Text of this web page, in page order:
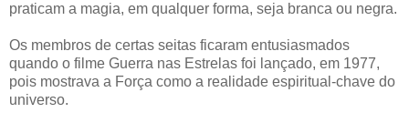
praticam a magia, em qualquer forma, seja branca ou negra.
Os membros de certas seitas ficaram entusiasmados
quando o filme Guerra nas Estrelas foi lançado, em 1977,
pois mostrava a Força como a realidade espiritual-chave do
universo.